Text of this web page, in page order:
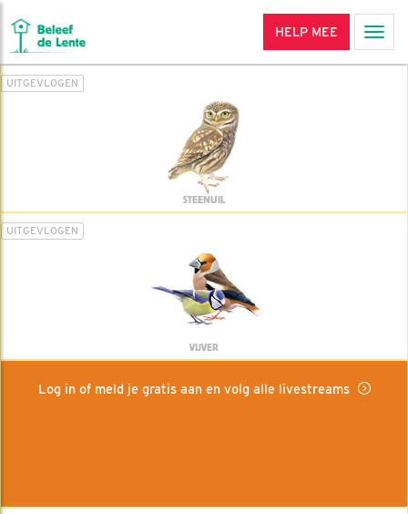
HELP MEE
UITGEVLOGEN
STEENUIL
UITGEVLOGEN
VIJVER
Log in of meld je gratis aan en volg alle livestreams